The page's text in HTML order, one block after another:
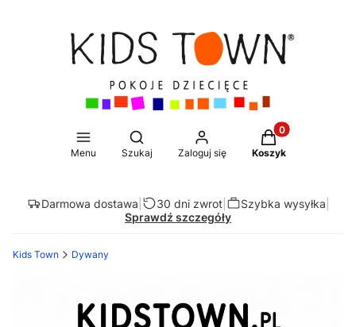
Menu
Otwórz wyszukiwarkę
Szukaj Zaloguj się
Produkty w
Koszyk
Darmowa dostawa 30 dni zwrot| Szybka wysyłka
Sprawdź szczegóły
Kids Town Dywany